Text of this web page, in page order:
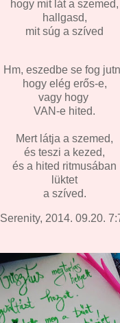
hogy mit lát a szemed,
hallgasd,
mit súg a szíved
Hm, eszedbe se fog
hogy elég erős-e,
vagy hogy
VAN-e hited.
Mert látja a szemed,
és teszi a kezed,
és a hited ritmusában
lüktet
a szíved.
Serenity, 2014. 09.20.